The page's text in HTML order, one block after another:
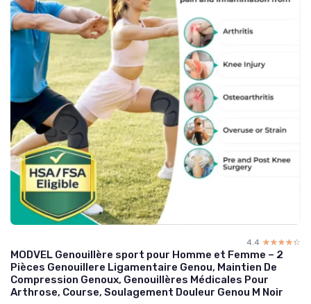
4.4 ☆☆☆☆☆
★★★★★
MODVEL Genouillère sport pour Homme et Femme – 2
Pièces Genouillere Ligamentaire Genou, Maintien De
Compression Genoux, Genouillères Médicales Pour
Arthrose, Course, Soulagement Douleur Genou M Noir